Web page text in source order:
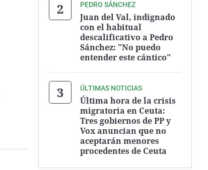
PEDRO SÁNCHEZ
Juan del Val, indignado
con el habitual
descalificativo a Pedro
Sánchez: "No puedo
entender este cántico"
ÚLTIMAS NOTICIAS
Última hora de la crisis
migratoria en Ceuta:
Tres gobiernos de PP y
Vox anuncian que no
aceptarán menores
procedentes de Ceuta